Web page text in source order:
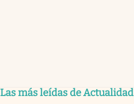
Las más leídas de Actualidad